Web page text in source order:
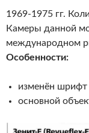
1969-1975 гг.
Камеры данной
международном
Особенности:
изменён шрифт
основной